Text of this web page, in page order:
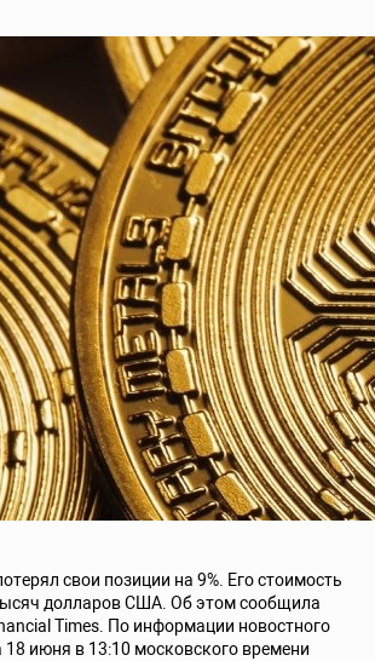
свои позиции на 9%. Его стоимость
долларов США. Об этом сообщила
Times. По информации новостного
18 июня в 13:10 московского времени